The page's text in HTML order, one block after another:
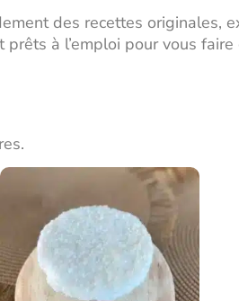
des recettes originales,
à l’emploi pour vous